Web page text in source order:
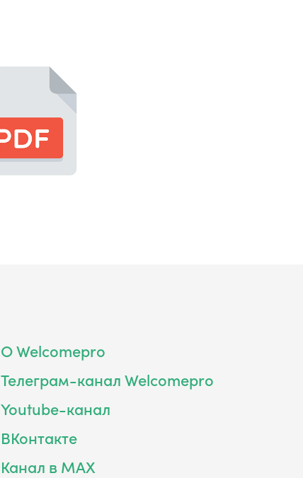
О Welcomepro
Телеграм-канал Welcomepro
Youtube-канал
ВКонтакте
Канал в MAX